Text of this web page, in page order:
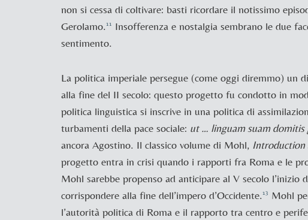
non si cessa di coltivare: basti ricordare il notissimo
Gerolamo. 11
Insofferenza e nostalgia sembrano le due
sentimento.
La politica imperiale persegue (come oggi diremmo) un
alla fine del II secolo: questo progetto fu condotto in
politica linguistica si inscrive in una politica di
turbamenti della pace sociale: ut… linguam suam domitis
ancora Agostino. Il classico volume di Mohl, Introduction
progetto entra in crisi quando i rapporti fra Roma e le
Mohl sarebbe propenso ad anticipare al V secolo l’inizio
corrispondere alla fine dell’impero d’Occidente. 13
Mohl
l’autorità politica di Roma e il rapporto tra centro e